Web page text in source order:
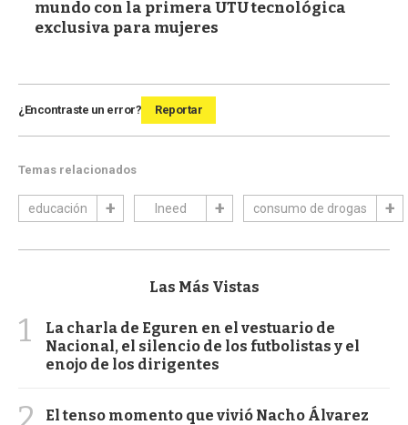
mundo con la primera UTU tecnológica
exclusiva para mujeres
¿Encontraste un error? Reportar
Temas relacionados
educación Ineed consumo de drogas
Las Más Vistas
1
La charla de Eguren en el vestuario de
Nacional, el silencio de los futbolistas y el
enojo de los dirigentes
El tenso momento que vivió Nacho Álvarez